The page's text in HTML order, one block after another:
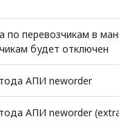
по перевозчикам в
будет отключен
АПИ neworder
АПИ neworder